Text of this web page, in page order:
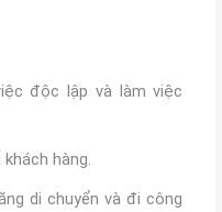
độc lập và làm việc
hàng.
di chuyển và đi công